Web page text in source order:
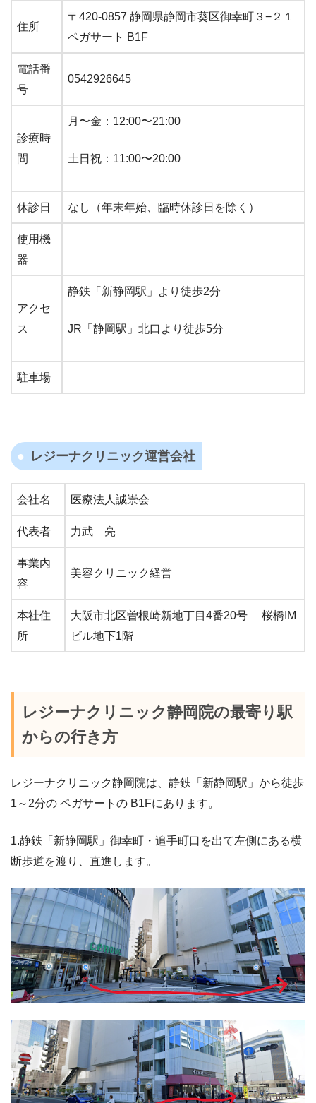
住所
〒420-0857 静岡県静岡市葵区御幸町３−２１
ペガサート B1F
電話番
号
0542926645
診療時
間
月〜金：12:00〜21:00
土日祝：11:00〜20:00
休診日 なし（年末年始、臨時休診日を除く）
使用機
器
アクセ
ス
静鉄「新静岡駅」より徒歩2分
JR「静岡駅」北口より徒歩5分
駐車場
レジーナクリニック運営会社
会社名 医療法人誠崇会
代表者 力武 亮
事業内
容
美容クリニック経営
本社住
所
大阪市北区曽根崎新地丁目4番20号 桜橋IM
ビル地下1階
レジーナクリニック静岡院の最寄り駅
からの行き方
レジーナクリニック静岡院は、静鉄「新静岡駅」から徒歩
1～2分の ペガサートの B1Fにあります。
1.静鉄「新静岡駅」御幸町・追手町口を出て左側にある横
断歩道を渡り、直進します。